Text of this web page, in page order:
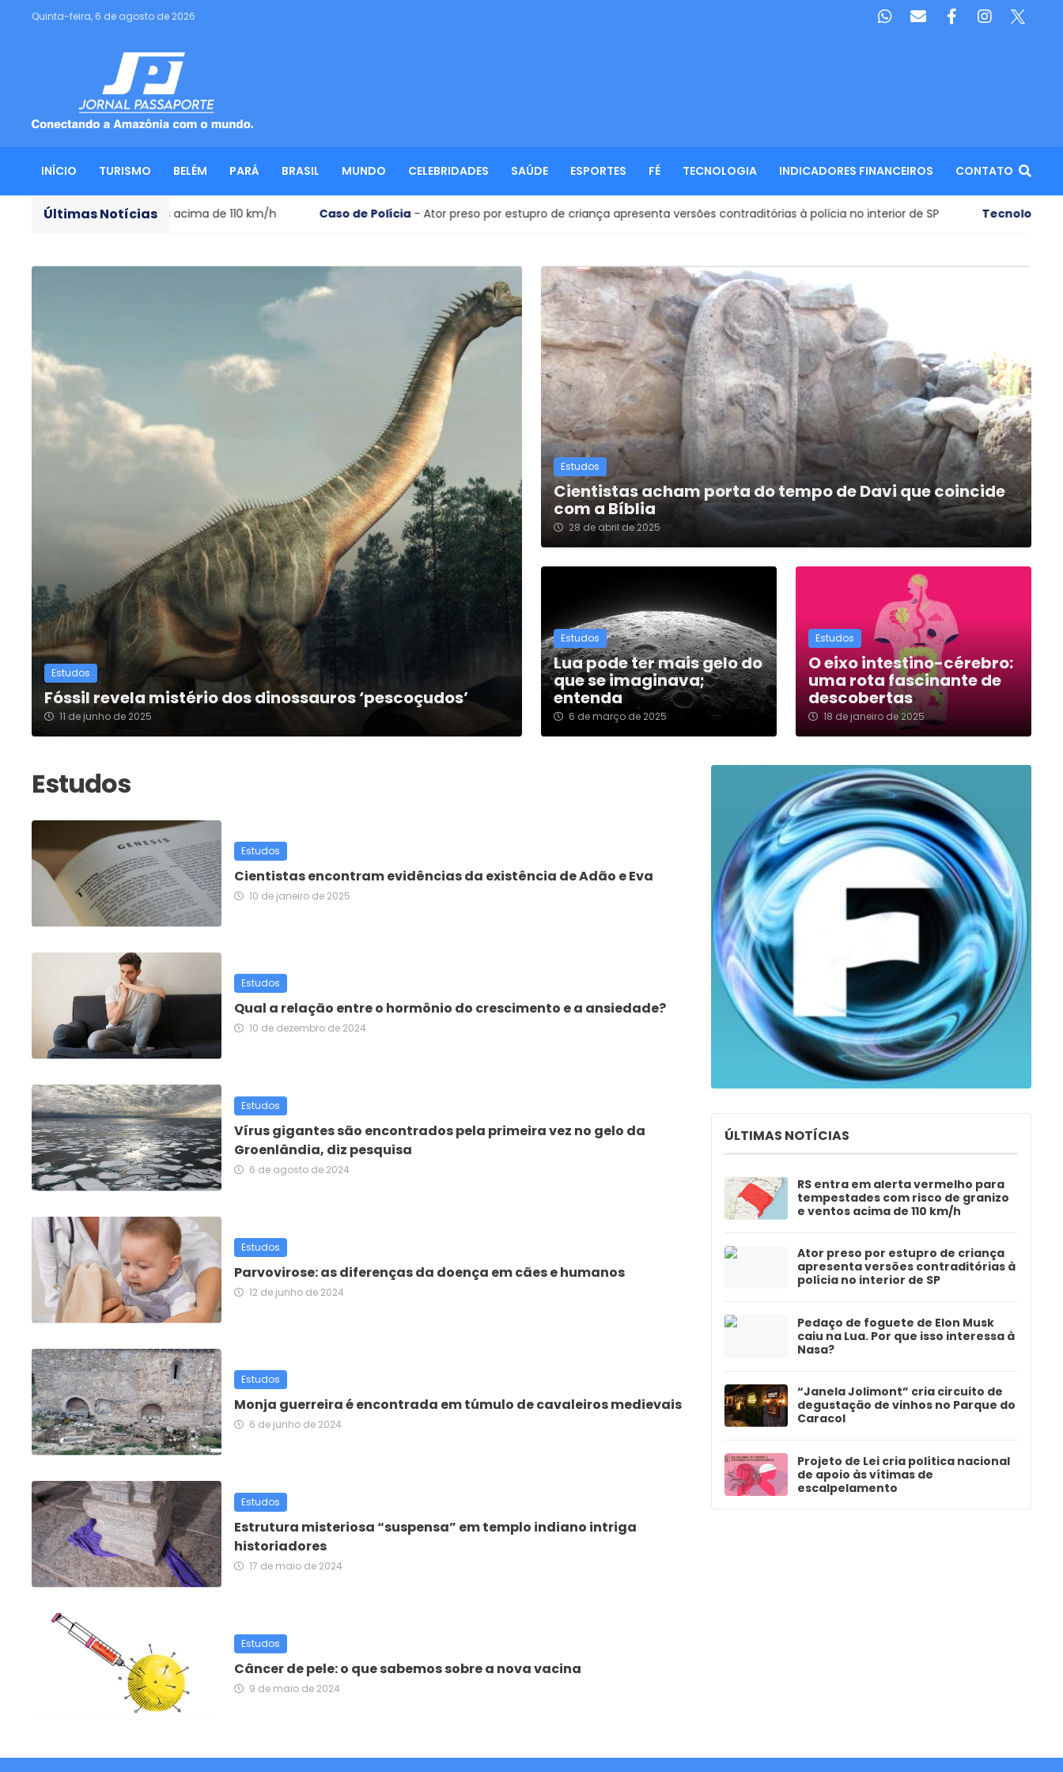
Quinta-feira, 6 de agosto de 2026
INÍCIO TURISMO BELÉM PARÁ BRASIL MUNDO CELEBRIDADES SAÚDE ESPORTES FÉ TECNOLOGIA INDICADORES FINANCEIROS CONTATO
Últimas Notícias
acima de 110 km/h Caso de Polícia - Ator preso por estupro de criança apresenta versões contraditórias à polícia no interior de SP Tecnologia aeroespacial- Pedaço
Estudos
Fóssil revela mistério dos dinossauros ‘pescoçudos’
11 de junho de 2025
Estudos
Cientistas acham porta do tempo de Davi que coincide
com a Bíblia
28 de abril de 2025
Estudos
Lua pode ter mais gelo do
que se imaginava;
entenda
6 de março de 2025
Estudos
O eixo intestino-cérebro:
uma rota fascinante de
descobertas
18 de janeiro de 2025
Estudos
Cientistas encontram evidências da existência de Adão e Eva
10 de janeiro de 2025
Estudos
Qual a relação entre o hormônio do crescimento e a ansiedade?
10 de dezembro de 2024
Estudos
Vírus gigantes são encontrados pela primeira vez no gelo da
Groenlândia, diz pesquisa
6 de agosto de 2024
Estudos
Parvovirose: as diferenças da doença em cães e humanos
12 de junho de 2024
Estudos
Monja guerreira é encontrada em túmulo de cavaleiros medievais
6 de junho de 2024
Estudos
Estrutura misteriosa “suspensa” em templo indiano intriga
historiadores
17 de maio de 2024
Estudos
Câncer de pele: o que sabemos sobre a nova vacina
9 de maio de 2024
ÚLTIMAS NOTÍCIAS
RS entra em alerta vermelho para
tempestades com risco de granizo
e ventos acima de 110 km/h
Ator preso por estupro de criança
apresenta versões contraditórias à
polícia no interior de SP
Pedaço de foguete de Elon Musk
caiu na Lua. Por que isso interessa à
Nasa?
“Janela Jolimont” cria circuito de
degustação de vinhos no Parque do
Caracol
Projeto de Lei cria política nacional
de apoio às vítimas de
escalpelamento